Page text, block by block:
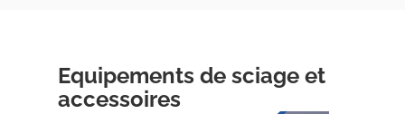
Equipements de sciage et
accessoires